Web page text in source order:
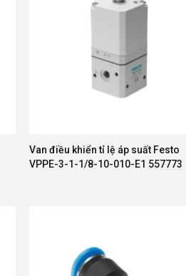
Van điều khiển tỉ lệ áp suất Festo
VPPE-3-1-1/8-10-010-E1 557773